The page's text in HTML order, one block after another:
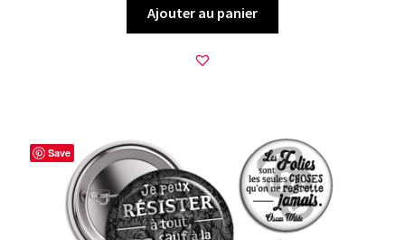
Ajouter au panier
Save